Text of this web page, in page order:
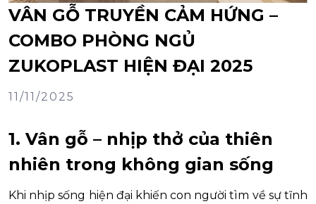
VÂN GỖ TRUYỀN CẢM HỨNG –
COMBO PHÒNG NGỦ
ZUKOPLAST HIỆN ĐẠI 2025
11/11/2025
1. Vân gỗ – nhịp thở của thiên
nhiên trong không gian sống
Khi nhịp sống hiện đại khiến con người tìm về sự tĩnh